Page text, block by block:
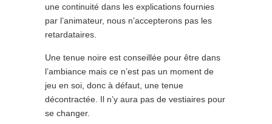
une continuité dans les explications fournies
par l’animateur, nous n’accepterons pas les
retardataires.
Une tenue noire est conseillée pour être dans
l’ambiance mais ce n’est pas un moment de
jeu en soi, donc à défaut, une tenue
décontractée. Il n’y aura pas de vestiaires pour
se changer.